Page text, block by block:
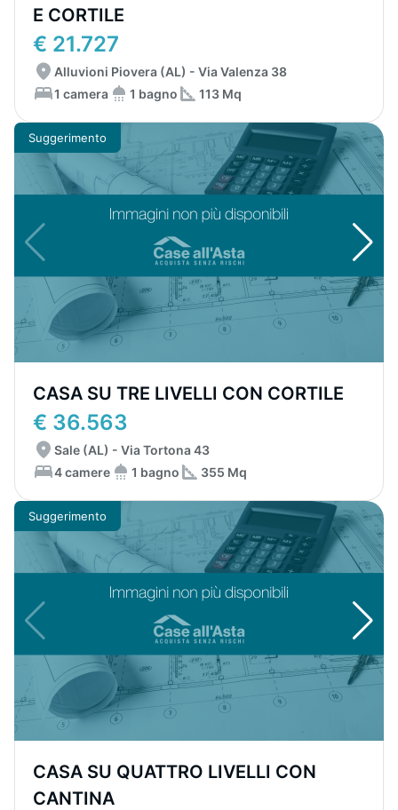
E CORTILE
€ 21.727
Alluvioni Piovera (AL) - Via Valenza 38
1 camera
1 bagno 113 Mq
Suggerimento
CASA SU TRE LIVELLI CON CORTILE
€ 36.563
Sale (AL) - Via Tortona 43
4 camere
1 bagno 355 Mq
Suggerimento
CASA SU QUATTRO LIVELLI CON
CANTINA